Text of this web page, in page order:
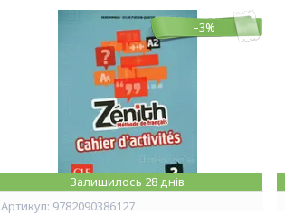
–3%
Залишилось 28 днів
9782090386127